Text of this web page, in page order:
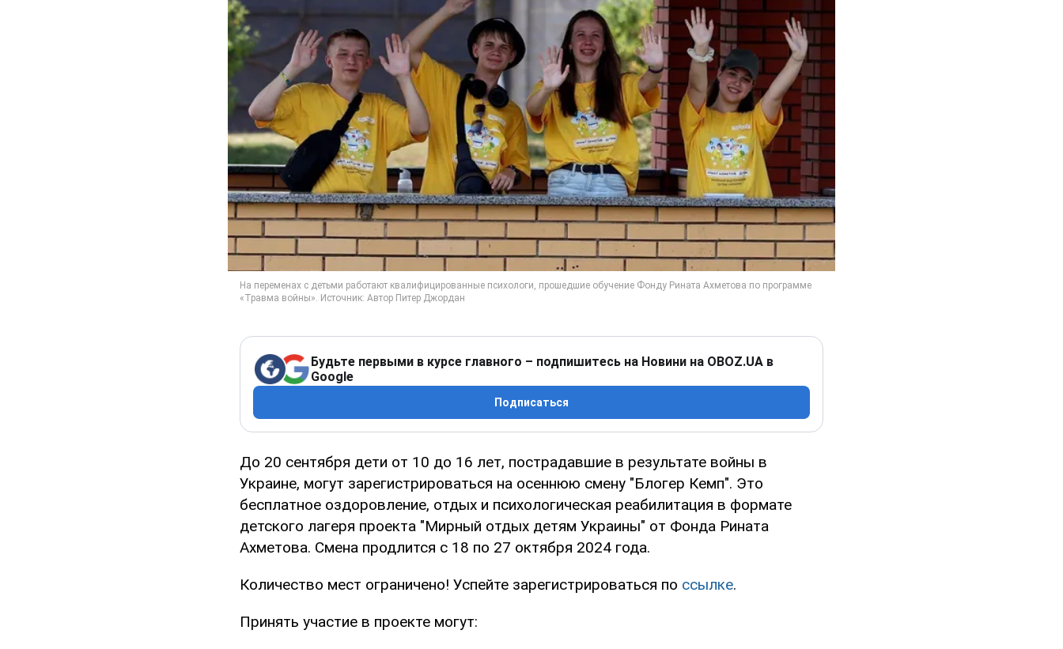
Будьте первыми в курсе главного – подпишитесь на Новини на OBOZ.UA в
Google
Подписаться
До 20 сентября дети от 10 до 16 лет, пострадавшие в результате войны в
Украине, могут зарегистрироваться на осеннюю смену "Блогер Кемп". Это
бесплатное оздоровление, отдых и психологическая реабилитация в формате
детского лагеря проекта "Мирный отдых детям Украины" от Фонда Рината
Ахметова. Смена продлится с 18 по 27 октября 2024 года.
Количество мест ограничено! Успейте зарегистрироваться по ссылке.
Принять участие в проекте могут: